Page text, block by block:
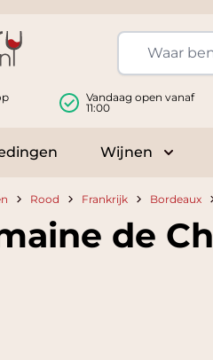
Vandaag open vanaf
11:00
Wijnen
Rood Frankrijk Bordeaux
de